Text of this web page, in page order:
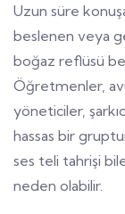
Uzun süre
beslenen veya
boğaz reflüsü
Öğretmenler,
yöneticiler,
hassas bir
ses teli tahrişi
neden olabilir.